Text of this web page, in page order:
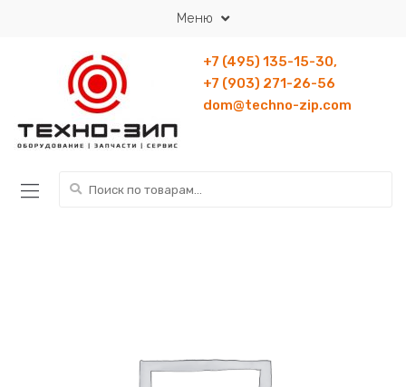
Меню
+7 (495) 135-15-30,
+7 (903) 271-26-56
dom@techno-zip.com
Искать: